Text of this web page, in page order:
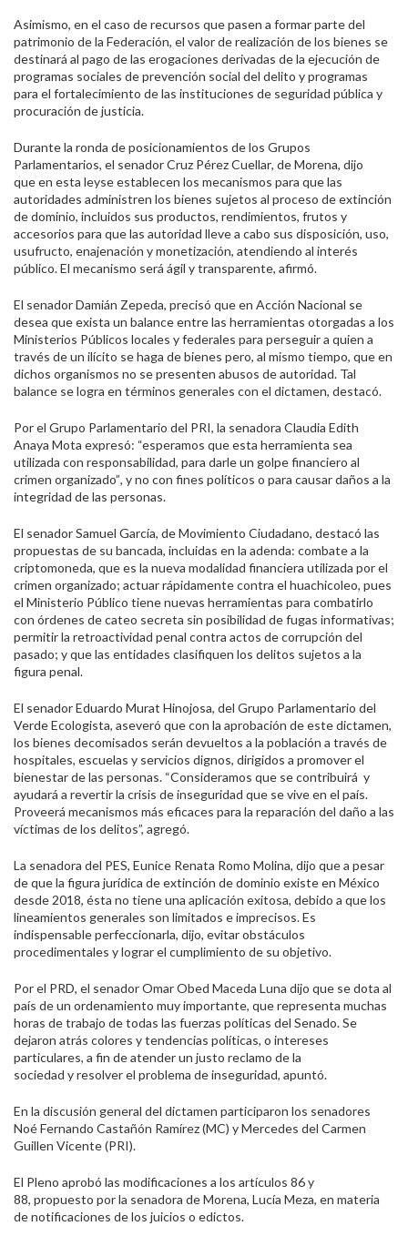
Asimismo, en el caso de recursos que pasen a formar parte del
patrimonio de la Federación, el valor de realización de los bienes se
destinará al pago de las erogaciones derivadas de la ejecución de
programas sociales de prevención social del delito y programas
para el fortalecimiento de las instituciones de seguridad pública y
procuración de justicia.
Durante la ronda de posicionamientos de los Grupos
Parlamentarios, el senador Cruz Pérez Cuellar, de Morena, dijo
queen esta leyse establecen los mecanismos para que las
autoridades administren los bienes sujetos al proceso de extinción
de dominio, incluidos sus productos, rendimientos, frutos y
accesorios para que las autoridad lleve a cabo sus disposición, uso,
usufructo, enajenación y monetización, atendiendo al interés
público. El mecanismo será ágil y transparente, afirmó.
El senador Damián Zepeda, precisó que en Acción Nacional se
desea que exista un balance entre las herramientas otorgadas a los
Ministerios Públicos locales y federales para perseguir a quien a
través de un ilícito se haga de bienes pero, al mismo tiempo, que en
dichos organismos no se presenten abusos de autoridad. Tal
balance se logra en términos generales con el dictamen, destacó.
Por el Grupo Parlamentario del PRI, la senadora Claudia Edith
Anaya Mota expresó: “esperamos que esta herramienta sea
utilizada con responsabilidad, para darle un golpe financiero al
crimen organizado”, y no con fines políticos o para causar daños a la
integridad de las personas.
El senador Samuel García, de Movimiento Ciudadano, destacó las
propuestas de su bancada, incluidas en la adenda: combate a la
criptomoneda, que es la nueva modalidad financiera utilizada por el
crimen organizado; actuar rápidamente contra el huachicoleo, pues
el Ministerio Público tiene nuevas herramientas para combatirlo
con órdenes de cateo secreta sin posibilidad de fugas informativas;
permitir la retroactividad penal contra actos de corrupción del
pasado; y que las entidades clasifiquen los delitos sujetos a la
figura penal.
El senador Eduardo Murat Hinojosa, del Grupo Parlamentario del
Verde Ecologista, aseveró que con la aprobación de este dictamen,
los bienes decomisados serán devueltos a la población a través de
hospitales, escuelas y servicios dignos, dirigidos a promover el
bienestar de las personas. “Consideramos que se contribuirá y
ayudará a revertir la crisis de inseguridad que se vive en el país.
Proveerá mecanismos más eficaces para la reparación del daño a las
víctimas de los delitos”, agregó.
La senadora del PES, Eunice Renata Romo Molina, dijo que a pesar
de que la figura jurídica de extinción de dominio existe en México
desde 2018, ésta no tiene una aplicación exitosa, debido a que los
lineamientos generales son limitados e imprecisos. Es
indispensable perfeccionarla, dijo, evitar obstáculos
procedimentales y lograr el cumplimiento de su objetivo.
Por el PRD, el senador Omar Obed Maceda Luna dijo que se dota al
país de un ordenamiento muy importante, que representa muchas
horas de trabajo de todas las fuerzas políticas del Senado. Se
dejaron atrás colores y tendencias políticas, o intereses
particulares, a fin de atender un justo reclamo de la
sociedad yresolver el problema de inseguridad, apuntó.
En la discusión general del dictamen participaron los senadores
Noé Fernando Castañón Ramírez (MC) y Mercedes del Carmen
Guillen Vicente (PRI).
El Pleno aprobó las modificaciones a los artículos 86 y
88, propuesto por la senadora de Morena, Lucía Meza, en materia
de notificaciones de los juicios o edictos.